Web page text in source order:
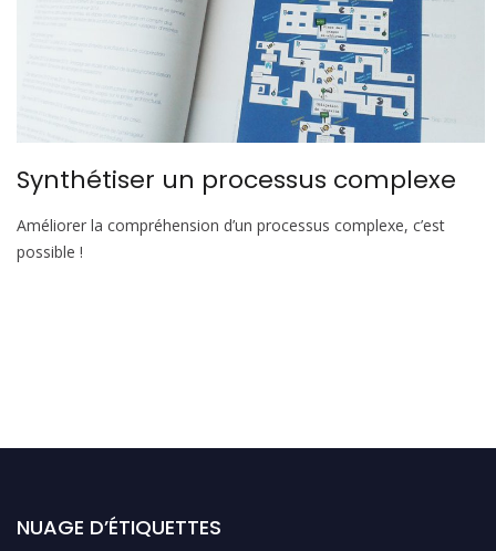
Synthétiser un processus complexe
Améliorer la compréhension d’un processus complexe, c’est
possible !
NUAGE D’ÉTIQUETTES